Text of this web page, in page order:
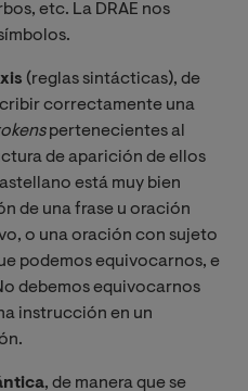
etc. La DRAE nos
(reglas sintácticas), de
correctamente una
pertenecientes al
de aparición de ellos
está muy bien
de una frase u oración
o una oración con sujeto
podemos equivocarnos, e
debemos equivocarnos
instrucción en un
, de manera que se